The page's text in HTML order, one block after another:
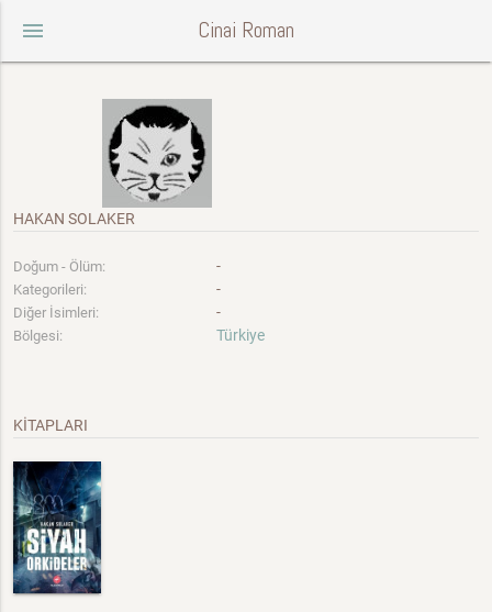
menu Cinai Roman
HAKAN SOLAKER
Doğum - Ölüm: -
Kategorileri: -
Diğer İsimleri: -
Bölgesi: Türkiye
KİTAPLARI